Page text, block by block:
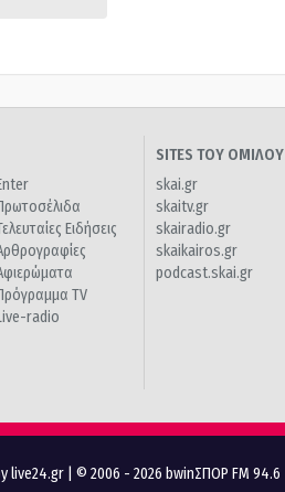
Ειδήσεις
TV
radio
SITES ΤΟΥ ΟΜΙΛΟΥ
skai.gr
skaitv.gr
skairadio.gr
skaikairos.gr
podcast.skai.gr
live24.gr | © 2006 - 2026 bwinΣΠΟΡ FM 94.6